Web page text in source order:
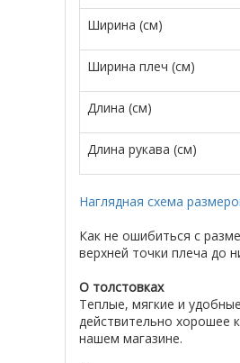
Ширина (см)
Ширина плеч (см)
Длина (см)
Длина рукава (см)
Наглядная схема
Как не ошибиться с
верхней точки плеча до
О толстовках
Теплые, мягкие и
действительно хорошее
нашем магазине.